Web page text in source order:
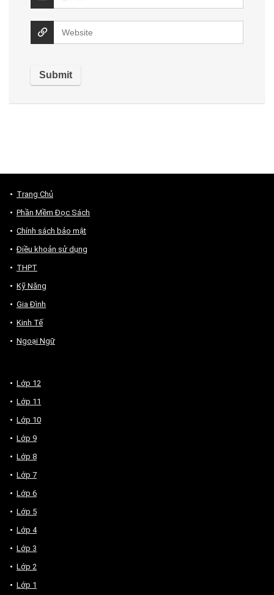
Trang Chủ
Phần Mềm Đọc Sách
Chính sách bảo mật
Điều khoản sử dụng
THPT
Kỹ Năng
Gia Đình
Kinh Tế
Ngoại Ngữ
Lớp 12
Lớp 11
Lớp 10
Lớp 9
Lớp 8
Lớp 7
Lớp 6
Lớp 5
Lớp 4
Lớp 3
Lớp 2
Lớp 1